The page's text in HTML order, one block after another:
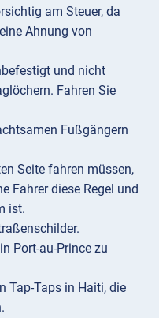
am Steuer, da
Ahnung von
und nicht
Fahren Sie
Fußgängern
Seite fahren müssen,
Fahrer diese Regel und
ist.
Port-au-Prince zu
Tap-Taps in Haiti, die